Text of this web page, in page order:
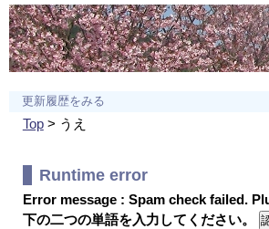
更新履歴をみる
Top> うえ
Runtime error
Error message : Spam check failed.
下の二つの単語を入力してください。